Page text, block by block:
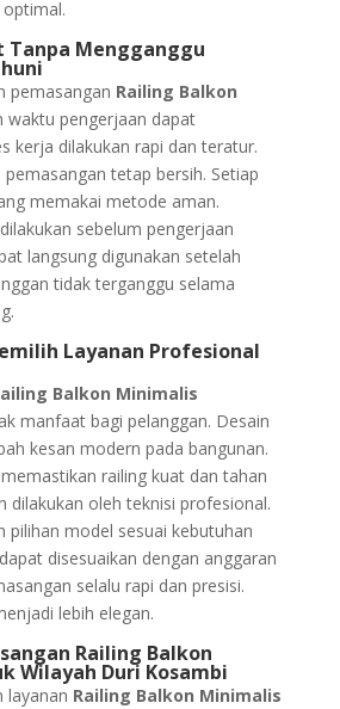
Tanpa Mengganggu
pemasangan Railing Balkon
waktu pengerjaan dapat
kerja dilakukan rapi dan teratur.
tetap bersih. Setiap
memakai metode aman.
sebelum pengerjaan
langsung digunakan setelah
tidak terganggu selama
Layanan Profesional
Balkon Minimalis
manfaat bagi pelanggan. Desain
kesan modern pada bangunan.
railing kuat dan tahan
dilakukan oleh teknisi profesional.
pilihan model sesuai kebutuhan
disesuaikan dengan anggaran
selalu rapi dan presisi.
lebih elegan.
Railing Balkon
Wilayah Duri Kosambi
layanan Railing Balkon Minimalis